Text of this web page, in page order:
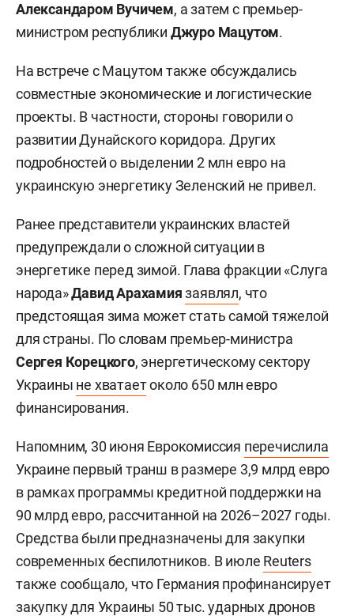
Александаром Вучичем, а затем с премьер-
министром республики Джуро Мацутом.
На встрече с Мацутом также обсуждались
совместные экономические и логистические
проекты. В частности, стороны говорили о
развитии Дунайского коридора. Других
подробностей о выделении 2 млн евро на
украинскую энергетику Зеленский не привел.
Ранее представители украинских властей
предупреждали о сложной ситуации в
энергетике перед зимой. Глава фракции «Слуга
народа»Давид Арахамия заявлял, что
предстоящая зима может стать самой тяжелой
для страны. По словам премьер-министра
Сергея Корецкого, энергетическому сектору
Украины не хватаетоколо 650 млн евро
финансирования.
Напомним, 30 июня Еврокомиссия перечислила
Украине первый транш в размере 3,9 млрд евро
в рамках программы кредитной поддержки на
90 млрд евро, рассчитанной на 2026–2027 годы.
Средства были предназначены для закупки
современных беспилотников. В июле Reuters
также сообщало, что Германия профинансирует
закупку для Украины 50 тыс. ударных дронов